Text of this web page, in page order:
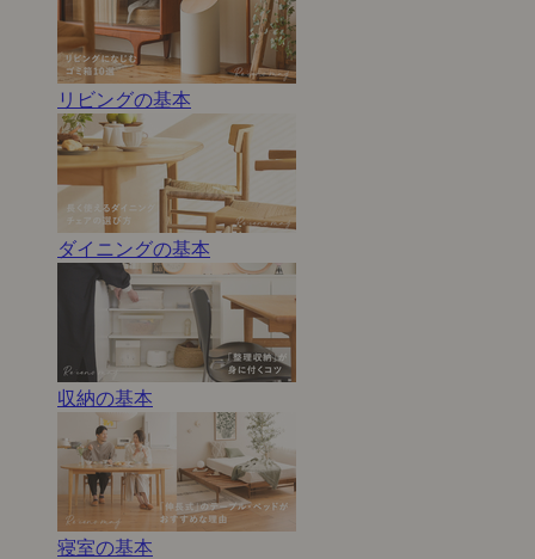
リビングの基本
ダイニングの基本
収納の基本
寝室の基本